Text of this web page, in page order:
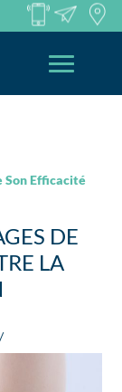
Son Efficacité
DE
LA